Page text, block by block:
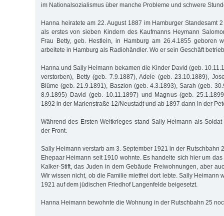
im Nationalsozialismus über manche Probleme und schwere
Hanna heiratete am 22. August 1887 im Hamburger Standesamt
als erstes von sieben Kindern des Kaufmanns Heymann
Frau Betty, geb. Hestlein, in Hamburg am 26.4.1855 geboren
arbeitete in Hamburg als Radiohändler. Wo er sein Geschäft
Hanna und Sally Heimann bekamen die Kinder David (geb.
verstorben), Betty (geb. 7.9.1887), Adele (geb. 23.10.1889),
Blüme (geb. 21.9.1891), Baszion (geb. 4.3.1893), Sarah (geb.
8.9.1895) David (geb. 10.11.1897) und Magnus (geb.
1892 in der Marienstraße 12/Neustadt und ab 1897 dann in der
Während des Ersten Weltkrieges stand Sally Heimann als
der Front.
Sally Heimann verstarb am 3. September 1921 in der Rutschbahn
Ehepaar Heimann seit 1910 wohnte. Es handelte sich hier um
Kalker-Stift, das Juden in dem Gebäude Freiwohnungen, aber
Wir wissen nicht, ob die Familie mietfrei dort lebte. Sally Heimann
1921 auf dem jüdischen Friedhof Langenfelde beigesetzt.
Hanna Heimann bewohnte die Wohnung in der Rutschbahn 25